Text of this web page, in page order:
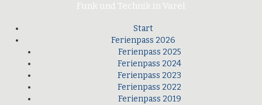
Funk und Technik in Varel
Start
Ferienpass 2026
Ferienpass 2025
Ferienpass 2024
Ferienpass 2023
Ferienpass 2022
Ferienpass 2019